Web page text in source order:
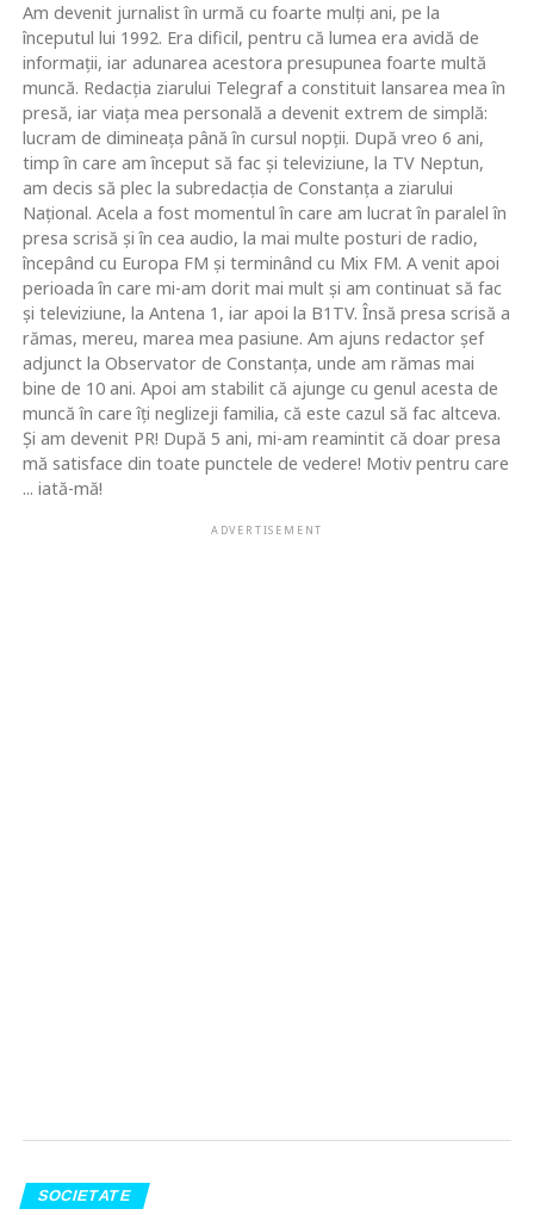
Am devenit jurnalist în urmă cu foarte mulţi ani, pe la
începutul lui 1992. Era dificil, pentru că lumea era avidă de
informaţii, iar adunarea acestora presupunea foarte multă
muncă. Redacţia ziarului Telegraf a constituit lansarea mea în
presă, iar viaţa mea personală a devenit extrem de simplă:
lucram de dimineaţa până în cursul nopţii. După vreo 6 ani,
timp în care am început să fac şi televiziune, la TV Neptun,
am decis să plec la subredacţia de Constanţa a ziarului
Naţional. Acela a fost momentul în care am lucrat în paralel în
presa scrisă şi în cea audio, la mai multe posturi de radio,
începând cu Europa FM şi terminând cu Mix FM. A venit apoi
perioada în care mi-am dorit mai mult şi am continuat să fac
şi televiziune, la Antena 1, iar apoi la B1TV. Însă presa scrisă a
rămas, mereu, marea mea pasiune. Am ajuns redactor şef
adjunct la Observator de Constanţa, unde am rămas mai
bine de 10 ani. Apoi am stabilit că ajunge cu genul acesta de
muncă în care îţi neglizeji familia, că este cazul să fac altceva.
Şi am devenit PR! După 5 ani, mi-am reamintit că doar presa
mă satisface din toate punctele de vedere! Motiv pentru care
... iată-mă!
ADVERTISEMENT
SOCIETATE